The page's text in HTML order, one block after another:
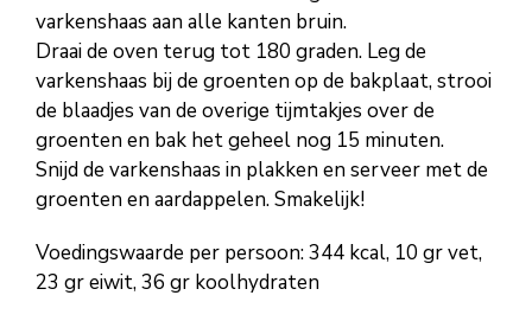
varkenshaas aan alle kanten bruin.
Draai de oven terug tot 180 graden. Leg de
varkenshaas bij de groenten op de bakplaat, strooi
de blaadjes van de overige tijmtakjes over de
groenten en bak het geheel nog 15 minuten.
Snijd de varkenshaas in plakken en serveer met de
groenten en aardappelen. Smakelijk!
Voedingswaarde per persoon: 344 kcal, 10 gr vet,
23 gr eiwit, 36 gr koolhydraten